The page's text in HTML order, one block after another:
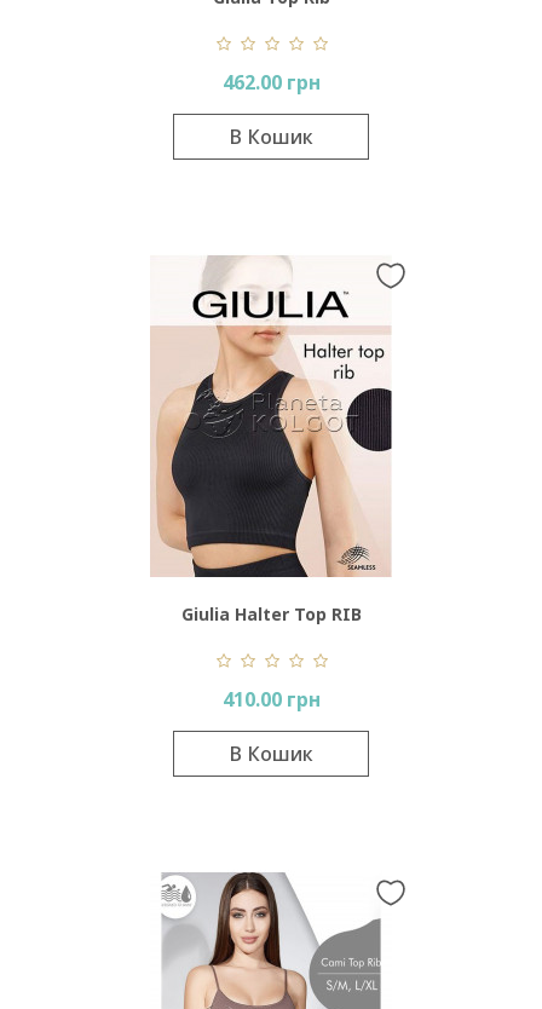
462.00 грн
В Кошик
Giulia Halter Top RIB
410.00 грн
В Кошик